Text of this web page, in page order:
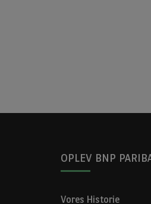
OPLEV BNP
Vores Historie